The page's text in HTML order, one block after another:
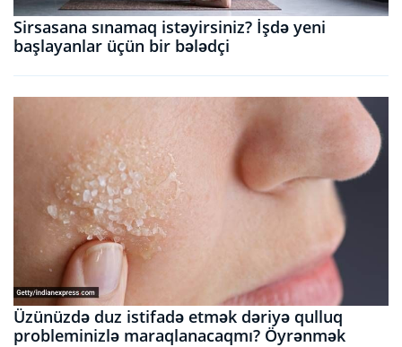
Sirsasana sınamaq istəyirsiniz? İşdə yeni
başlayanlar üçün bir bələdçi
Üzünüzdə duz istifadə etmək dəriyə qulluq
probleminizlə maraqlanacaqmı? Öyrənmək